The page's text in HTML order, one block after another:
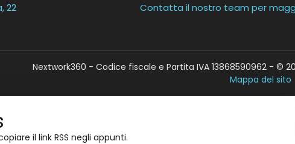
22
Contatta il nostro team per
Nextwork360 - Codice fiscale e Partita IVA 13868590962 - © 2026
Mappa del sito
il link RSS negli appunti.